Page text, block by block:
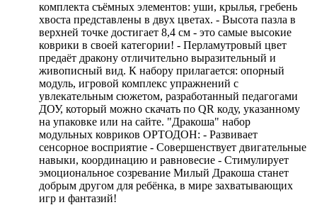
комплекта съёмных элементов: уши, крылья, гребень
хвоста представлены в двух цветах. - Высота пазла в
верхней точке достигает 8,4 см - это самые высокие
коврики в своей категории! - Перламутровый цвет
предаёт дракону отличительно выразительный и
живописный вид. К набору прилагается: опорный
модуль, игровой комплекс упражнений с
увлекательным сюжетом, разработанный педагогами
ДОУ, который можно скачать по QR коду, указанному
на упаковке или на сайте. "Дракоша" набор
модульных ковриков ОРТОДОН: - Развивает
сенсорное восприятие - Совершенствует двигательные
навыки, координацию и равновесие - Стимулирует
эмоциональное созревание Милый Дракоша станет
добрым другом для ребёнка, в мире захватывающих
игр и фантазий!